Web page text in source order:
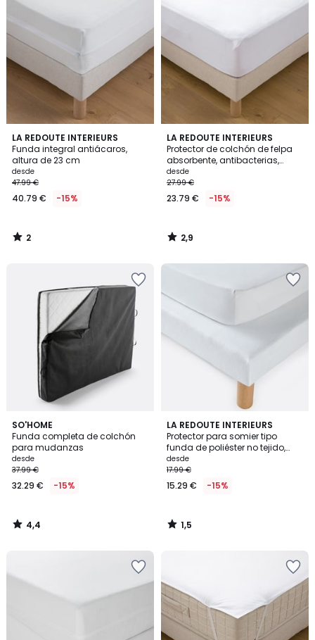
LA REDOUTE INTERIEURS
Funda integral antiácaros,
altura de 23 cm
desde
47.99 €
40.79 € -15%
2
/
5
2
/
LA REDOUTE INTERIEURS
Protector de colchón de felpa
absorbente, antibacterias,
altura máx. 27 cm
desde
27.99 €
23.79 € -15%
2,9
/ 5
2,9
/
SO'HOME
Funda completa de colchón
para mudanzas
desde
37.99 €
32.29 € -15%
4,4
/ 5
4,4
/
LA REDOUTE INTERIEURS
Protector para somier tipo
funda de poliéster no tejido,
altura máxima 30 cm
desde
17.99 €
15.29 € -15%
1,5
/
5
1,5
/